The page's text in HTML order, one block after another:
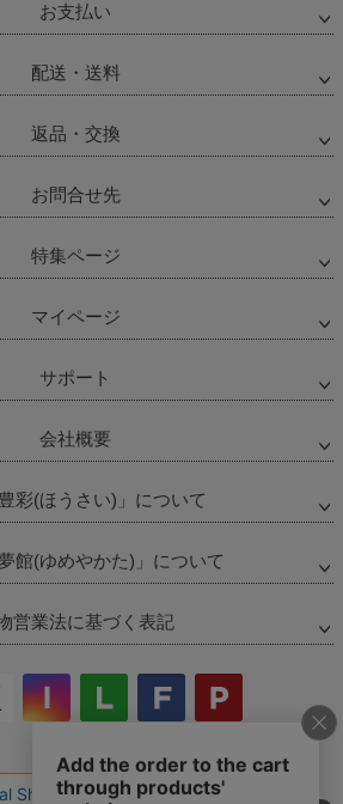
お支払い
配送・送料
返品・交換
お問合せ先
特集ページ
マイページ
サポート
会社概要
彩(ほうさい)」について
館(ゆめやかた)」について
営業法に基づく表記
ください